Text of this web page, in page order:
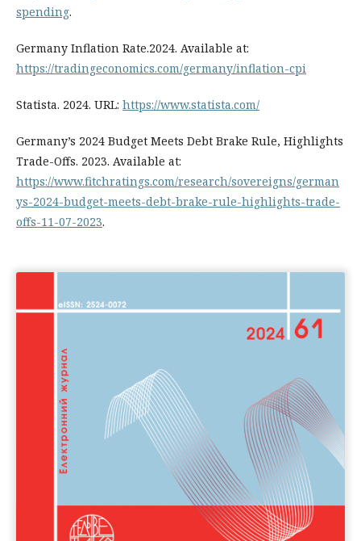
spending.
Germany Inflation Rate.2024. Available at:
https://tradingeconomics.com/germany/inflation-cpi
Statista. 2024. URL: https://www.statista.com/
Germany’s 2024 Budget Meets Debt Brake Rule, Highlights
Trade-Offs. 2023. Available at:
https://www.fitchratings.com/research/sovereigns/german
ys-2024-budget-meets-debt-brake-rule-highlights-trade-
offs-11-07-2023.